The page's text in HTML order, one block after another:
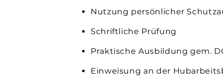
Nutzung persönlicher
Schriftliche Prüfung
Praktische Ausbildung gem.
Einweisung an der